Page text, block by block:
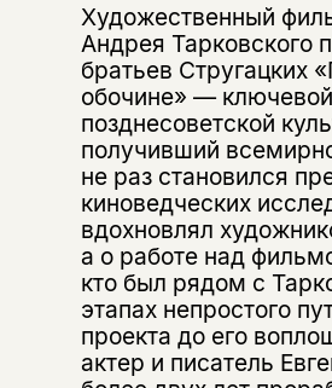
Художественный
Андрея Тарковского
братьев Стругацких
обочине» —
позднесоветской
получивший
не раз становился
киноведческих
вдохновлял
а о работе над
кто был рядом с
этапах непростого
проекта до его
актер и писатель